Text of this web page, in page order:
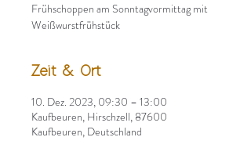
Frühschoppen am Sonntagvormittag mit
Weißwurstfrühstück
Zeit & Ort
10. Dez. 2023, 09:30 – 13:00
Kaufbeuren, Hirschzell, 87600
Kaufbeuren, Deutschland